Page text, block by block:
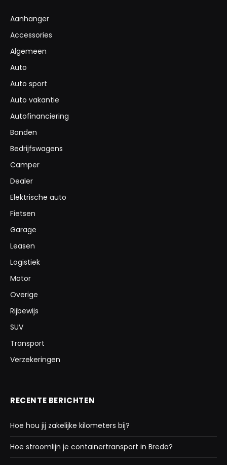
Aanhanger
Accessories
Algemeen
Auto
Auto sport
Auto vakantie
Autofinanciering
Banden
Bedrijfswagens
Camper
Dealer
Elektrische auto
Fietsen
Garage
Leasen
Logistiek
Motor
Overige
Rijbewijs
SUV
Transport
Verzekeringen
RECENTE BERICHTEN
Hoe hou jij zakelijke kilometers bij?
Hoe stroomlijn je containertransport in Breda?